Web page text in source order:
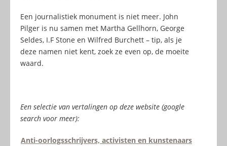
Een journalistiek monument is niet meer. John
Pilger is nu samen met Martha Gellhorn, George
Seldes, I.F Stone en Wilfred Burchett – tip, als je
deze namen niet kent, zoek ze even op, de moeite
waard.
Een selectie van vertalingen op deze website (google
search voor meer):
Anti-oorlogsschrijvers, activisten en kunstenaars